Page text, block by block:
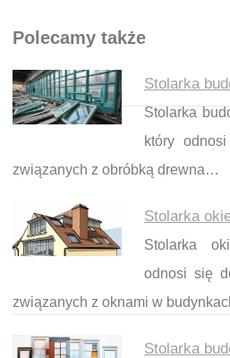
Polecamy także
Stolarka
Stolarka
który
związanych z obróbką drewna…
Stolarka
Stolarka
odnosi się
związanych z oknami w
Stolarka
Nawigacja wpisu